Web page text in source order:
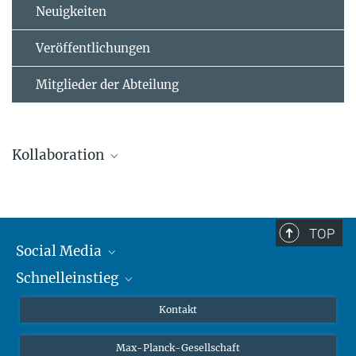
Neuigkeiten
Veröffentlichungen
Mitglieder der Abteilung
Kollaboration
Leibniz Universität Hannover
Gravitationsphysik an der Leibniz Universität Hannover zusammen
TOP
Social Media
Mastodon
Schnelleinstieg
Studierende
Kontakt
Max-Planck-Gesellschaft